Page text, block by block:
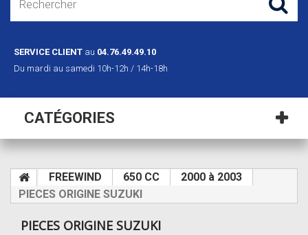
SERVICE CLIENT au 04.76.49.49.10
Du mardi au samedi 10h-12h / 14h-18h
CATÉGORIES
FREEWIND 650 CC
2000 à 2003
PIECES ORIGINE SUZUKI
PIECES ORIGINE SUZUKI